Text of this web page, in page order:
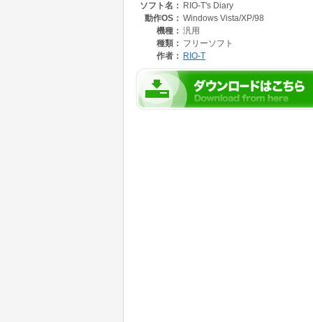
私の手元に、10年程前に書いた文章のバック
ところが、私にはその文章を開くことができま
その文章を作成したワープロソフトが、今で
日記というものは、長く続けることに価値があ
だからこのソフトを作りました。
ソフト名： RIO-T's Diary
動作OS： Windows Vista/XP/98
機種： 汎用
種類： フリーソフト
作者： RIO-T